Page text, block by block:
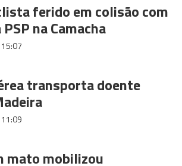
ferido em colisão com
na Camacha
15:07
transporta doente
11:09
mato mobilizou